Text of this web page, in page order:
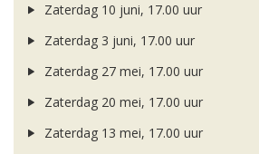
Zaterdag 10 juni, 17.00 uur
Zaterdag 3 juni, 17.00 uur
Zaterdag 27 mei, 17.00 uur
Zaterdag 20 mei, 17.00 uur
Zaterdag 13 mei, 17.00 uur